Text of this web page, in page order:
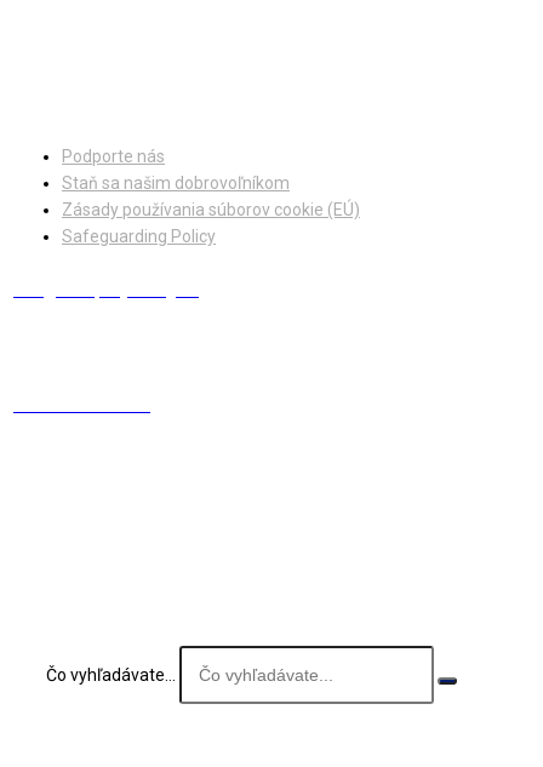
Podporte nás
Staň sa našim dobrovoľníkom
Zásady používania súborov cookie (EÚ)
Safeguarding Policy
Čo vyhľadávate...